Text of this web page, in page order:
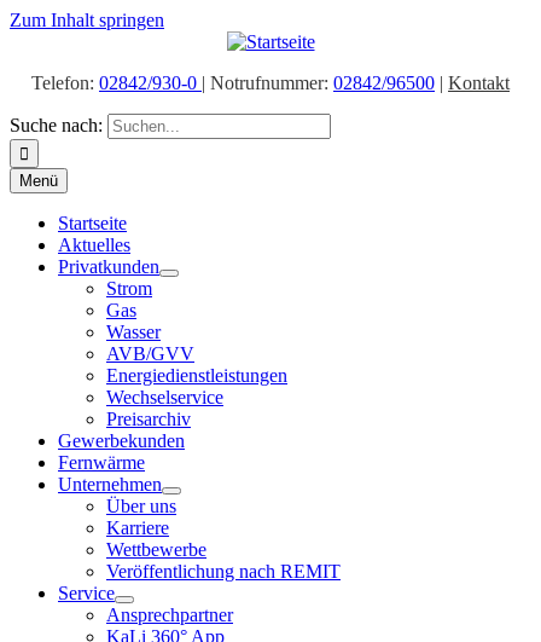
Zum Inhalt springen
Telefon: 02842/930-0 | Notrufnummer: 02842/96500 | Kontakt
Suche nach:
Menü
Startseite
Aktuelles
Privatkunden
Strom
Gas
Wasser
AVB/GVV
Energiedienstleistungen
Wechselservice
Preisarchiv
Gewerbekunden
Fernwärme
Unternehmen
Über uns
Karriere
Wettbewerbe
Veröffentlichung nach REMIT
Service
Ansprechpartner
KaLi 360° App